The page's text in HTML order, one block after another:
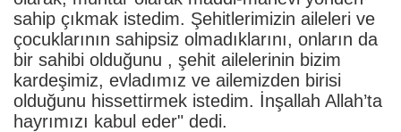
sahip çıkmak istedim. Şehitlerimizin aileleri ve
çocuklarının sahipsiz olmadıklarını, onların da
bir sahibi olduğunu , şehit ailelerinin bizim
kardeşimiz, evladımız ve ailemizden birisi
olduğunu hissettirmek istedim. İnşallah Allah’ta
hayrımızı kabul eder" dedi.